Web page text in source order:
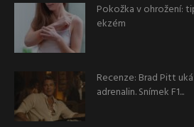
Pokožka v ohrožení:
ekzém
Recenze: Brad Pitt
adrenalin. Snímek F1...